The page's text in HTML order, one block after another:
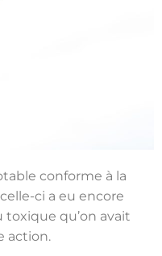
conforme à la
ci a eu encore
qu’on avait
action.